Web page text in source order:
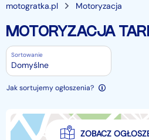
motogratka.pl Motoryzacja
MOTORYZACJA
Sortowanie
Domyślne
Jak sortujemy ogłoszenia?
ZOBACZ